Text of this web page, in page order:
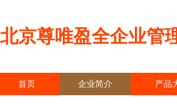
北京尊唯盈全企业管
首页 企业简介 产品